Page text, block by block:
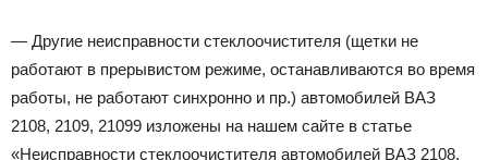
— Другие неисправности стеклоочистителя (щетки не
работают в прерывистом режиме, останавливаются во время
работы, не работают синхронно и пр.) автомобилей ВАЗ
2108, 2109, 21099 изложены на нашем сайте в статье
«Неисправности стеклоочистителя автомобилей ВАЗ 2108,